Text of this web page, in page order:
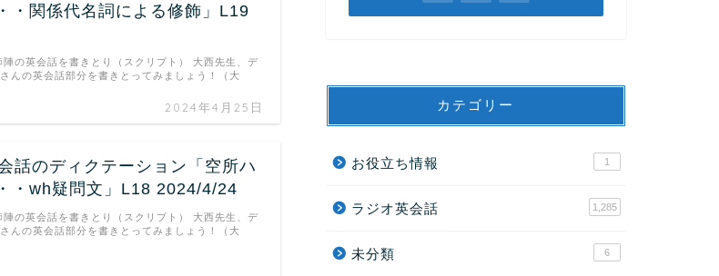
・関係代名詞による修飾」L19
2024年4月25日
の英会話を書きとり（スクリプト） 大西先生、デ
んの英会話部分を書きとってみましょう！（大
話のディクテーション「空所ハ
・wh疑問文」L18 2024/4/24
の英会話を書きとり（スクリプト） 大西先生、デ
んの英会話部分を書きとってみましょう！（大
カテゴリー
お役立ち情報 1
ラジオ英会話 1,285
未分類 6